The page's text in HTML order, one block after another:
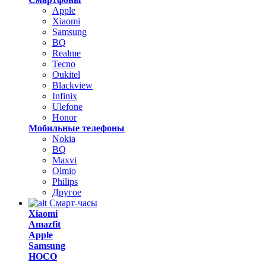
Apple
Xiaomi
Samsung
BQ
Realme
Tecno
Oukitel
Blackview
Infinix
Ulefone
Honor
Мобильные телефоны
Nokia
BQ
Maxvi
Olmio
Philips
Другое
Смарт-часы
Xiaomi
Amazfit
Apple
Samsung
HOCO